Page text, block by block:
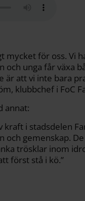
mycket för oss. Vi
och unga får växa
är att vi inte bara
klubbchef i FoC
annat:
kraft i stadsdelen
och gemenskap.
trösklar inom
först stå i kö.”